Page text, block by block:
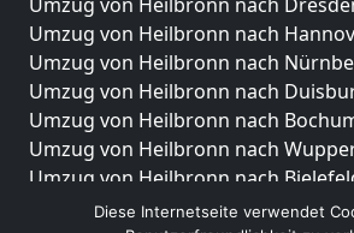
Umzug von Heilbronn nach
Umzug von Heilbronn nach
Umzug von Heilbronn nach
Umzug von Heilbronn nach
Umzug von Heilbronn nach
Umzug von Heilbronn nach
Umzug von Heilbronn nach Bonn
Diese Internetseite verwendet